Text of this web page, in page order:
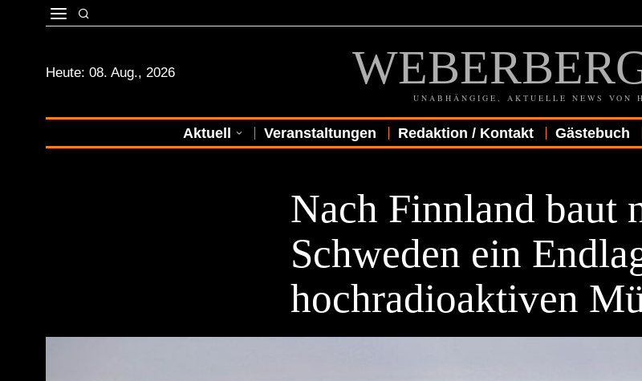
Heute: 08. Aug., 2026
UNABHÄNGIGE, AKTUELLE NEWS VON
Aktuell Veranstaltungen Redaktion / Kontakt Gästebuch
Nach Finnland baut
Schweden ein
hochradioaktiven